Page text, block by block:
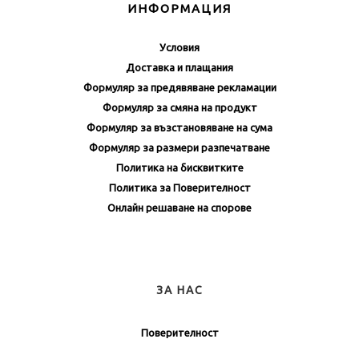
ИНФОРМАЦИЯ
Условия
Доставка и плащания
Формуляр за предявяване рекламации
Формуляр за смяна на продукт
Формуляр за възстановяване на сума
Формуляр за размери разпечатване
Политика на бисквитките
Политика за Поверителност
Онлайн решаване на спорове
ЗА НАС
Поверителност